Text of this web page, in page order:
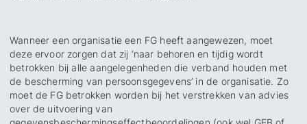
Wanneer een organisatie een FG heeft aangewezen, moet
deze ervoor zorgen dat zij ‘naar behoren en tijdig wordt
betrokken bij alle aangelegenheden die verband houden met
de bescherming van persoonsgegevens’ in de organisatie. Zo
moet de FG betrokken worden bij het verstrekken van advies
over de uitvoering van